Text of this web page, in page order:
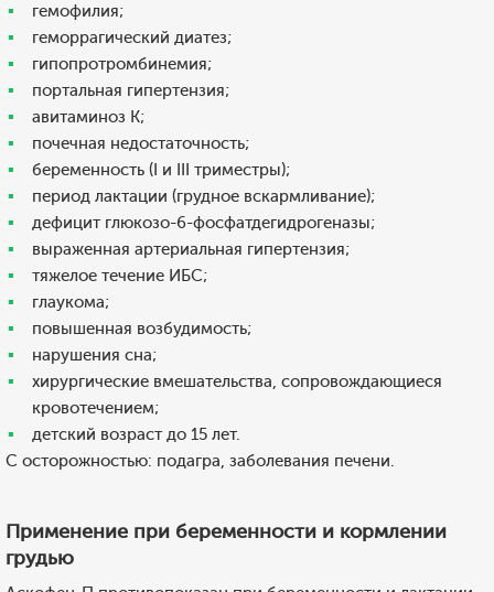
гемофилия;
геморрагический диатез;
гипопротромбинемия;
портальная гипертензия;
авитаминоз K;
почечная недостаточность;
беременность (I и III триместры);
период лактации (грудное вскармливание);
дефицит глюкозо-6-фосфатдегидрогеназы;
выраженная артериальная гипертензия;
тяжелое течение ИБС;
глаукома;
повышенная возбудимость;
нарушения сна;
хирургические вмешательства, сопровождающиеся
кровотечением;
детский возраст до 15 лет.
C осторожностью: подагра, заболевания печени.
Применение при беременности и кормлении
грудью